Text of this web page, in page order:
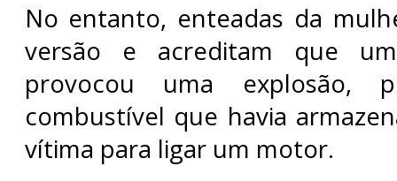
No entanto, enteadas da
versão e acreditam que
provocou uma explosão,
combustível que havia
vítima para ligar um motor.